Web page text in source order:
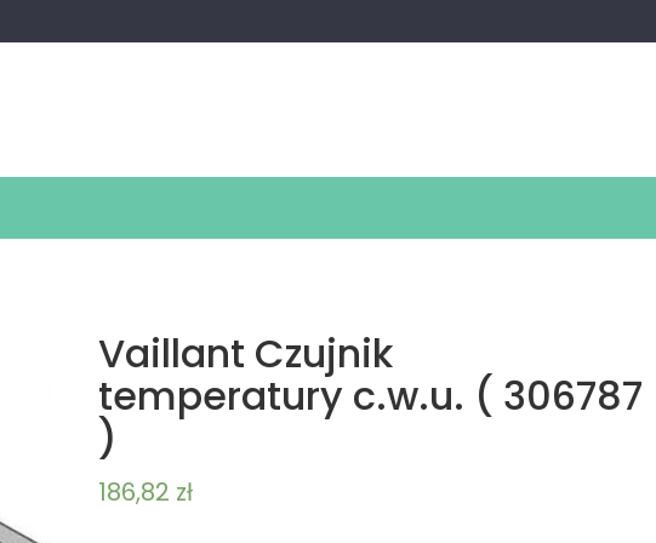
Vaillant Czujnik
temperatury c.w.u. ( 306787
)
186,82 zł